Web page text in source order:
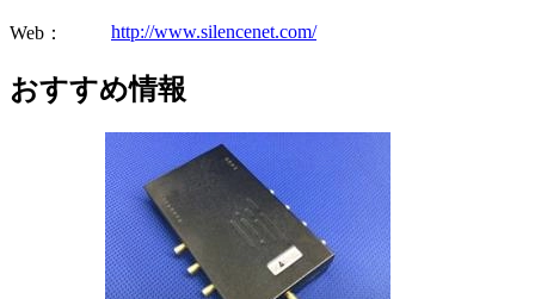
Web： http://www.silencenet.com/
おすすめ情報